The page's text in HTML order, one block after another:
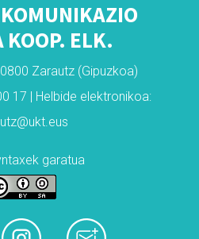
KOOP. ELK.
Zarautz (Gipuzkoa)
17 | Helbide elektronikoa:
garatua